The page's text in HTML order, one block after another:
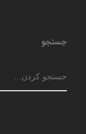
جستجو